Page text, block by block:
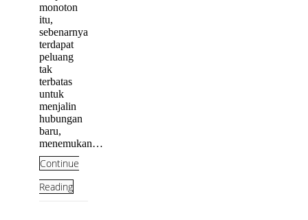
monoton
itu,
sebenarnya
terdapat
peluang
tak
terbatas
untuk
menjalin
hubungan
baru,
menemukan…
Continue
Reading